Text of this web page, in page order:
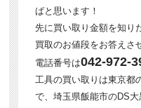
ばと思います！
先に買い取り金額を知り
買取のお値段をお答えさ
電話番号は042-972-
工具の買い取りは東京都
で、埼玉県飯能市のDS大